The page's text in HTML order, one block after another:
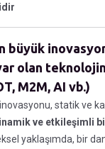
büyük
olan
M2M, AI vb.)
statik ve
ve etkileşimli
yaklaşımda, bir